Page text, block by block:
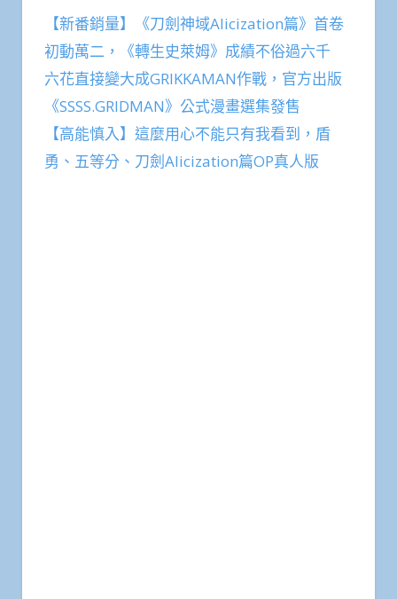
【新番銷量】《刀劍神域Alicization篇》首卷
初動萬二，《轉生史萊姆》成績不俗過六千
六花直接變大成GRIKKAMAN作戰，官方出版
《SSSS.GRIDMAN》公式漫畫選集發售
【高能慎入】這麼用心不能只有我看到，盾
勇、五等分、刀劍Alicization篇OP真人版